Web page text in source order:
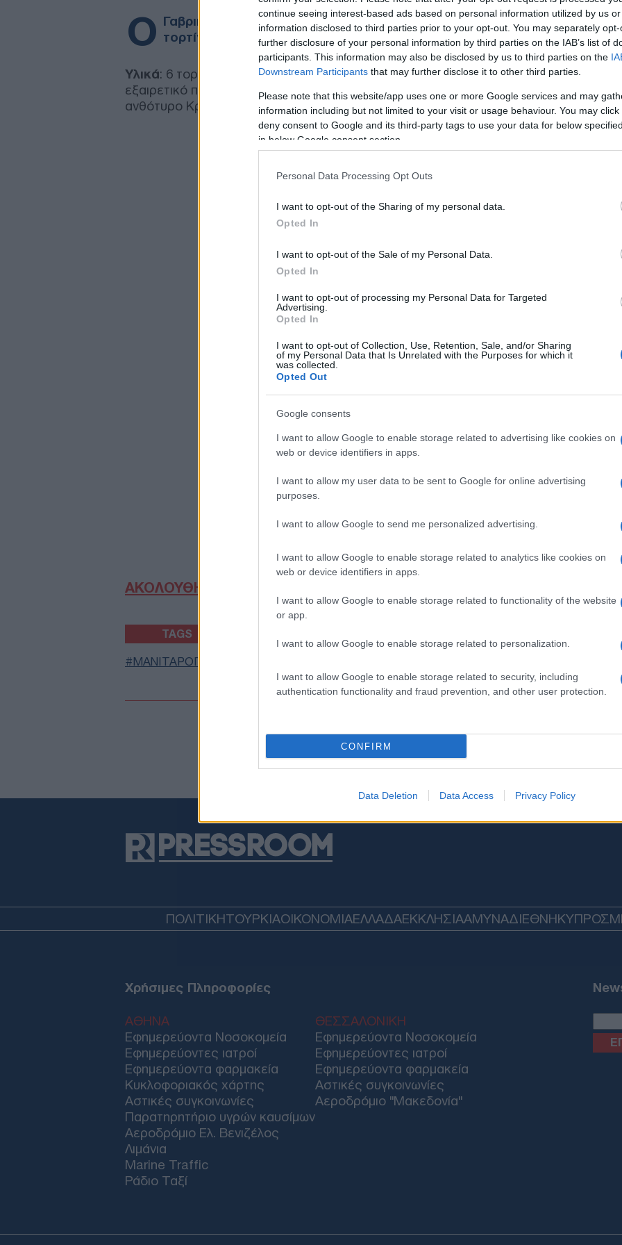
continue seeing interest-based ads based on personal information utilized by us
information disclosed to third parties prior to your opt-out. You may separately
further disclosure of your personal information by third parties on the IAB’s list of
participants. This information may also be disclosed by us to third parties on the
Downstream Participants that may further disclose it to other third parties.
Please note that this website/app uses one or more Google services and may
information including but not limited to your visit or usage behaviour. You may
deny consent to Google and its third-party tags to use your data for below
in below Google consent section.
Personal Data Processing Opt Outs
I want to opt-out of the Sharing of my personal data.
Opted In
I want to opt-out of the Sale of my Personal Data.
Opted In
I want to opt-out of processing my Personal Data for Targeted
Advertising.
Opted In
I want to opt-out of Collection, Use, Retention, Sale, and/or Sharing
of my Personal Data that Is Unrelated with the Purposes for which it
was collected.
Opted Out
Google consents
I want to allow Google to enable storage related to advertising like cookies on
web or device identifiers in apps.
I want to allow my user data to be sent to Google for online advertising
purposes.
I want to allow Google to send me personalized advertising.
I want to allow Google to enable storage related to analytics like cookies on
web or device identifiers in apps.
I want to allow Google to enable storage related to functionality of the website
or app.
I want to allow Google to enable storage related to personalization.
I want to allow Google to enable storage related to security, including
authentication functionality and fraud prevention, and other user protection.
CONFIRM
Data Deletion Data Access Privacy Policy
Ο Γαβριήλ Νικολαΐδης μάς φτιάχνει την πιο νόστιμη μανιταρόπιτα σε
τορτίγια.
Υλικά: 6 τορτίγιες 1 κιλό μανιτάρια πλευρώτους 500 γρ. σπανάκι baby 50 ml
εξαιρετικό παρθένο ελαιόλαδο 1 κρεμμύδι ξερό 2 σκ. σκόρδο 400 γρ.
ανθότυρο Κρήτης 1 κ.γ. πάπρικα γλυκιά 1 κ.γ. θυμάρι 1 κ.γ. αλάτι Πιπέρι
ΑΚΟΛΟΥΘΗΣΤΕ ΜΑΣ ΣΤΟ GOOGLE NEWS ΚΑΝΟΝΤΑΣ ΚΛΙΚ ΕΔΩ
TAGS
ΜΑΝΙΤΑΡΟΠΙΤΑ
και
την
τη
Ο
«Η
ο
ΠΟΛΙΤΙΚΗΤΟΥΡΚΙΑΟΙΚΟΝΟΜΙΑΕΛΛΑΔΑΕΚΚΛΗΣΙΑΑΜΥΝΑΔΙΕΘΝΗΚΥΠΡΟΣ
Χρήσιμες Πληροφορίες
ΑΘΗΝΑ
Εφημερεύοντα Νοσοκομεία
Εφημερεύοντες ιατροί
Εφημερεύοντα φαρμακεία
Κυκλοφοριακός χάρτης
Αστικές συγκοινωνίες
Παρατηρητήριο υγρών καυσίμων
Αεροδρόμιο Ελ. Βενιζέλος
Λιμάνια
Marine Traffic
Ράδιο Ταξί
ΘΕΣΣΑΛΟΝΙΚΗ
Εφημερεύοντα Νοσοκομεία
Εφημερεύοντες ιατροί
Εφημερεύοντα φαρμακεία
Αστικές συγκοινωνίες
Αεροδρόμιο "Μακεδονία"